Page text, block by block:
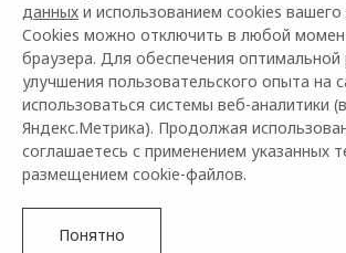
Горячая линия OMODA: +7
данных и использованием cookies вашего
Cookies можно отключить в любой
браузера. Для обеспечения
улучшения пользовательского опыта на
использоваться системы веб-аналитики
Яндекс.Метрика). Продолжая
соглашаетесь с применением указанных
размещением cookie-файлов.
Понятно